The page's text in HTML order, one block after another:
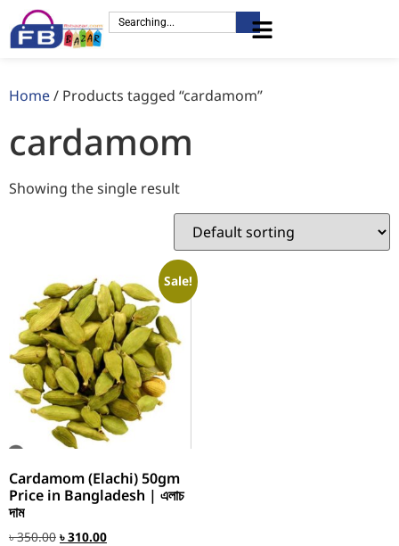
Home/ Products tagged “cardamom”
cardamom
Showing the single result
Sale!
Cardamom (Elachi) 50gm
Price in Bangladesh | এলাচ
দাম
৳350.00 ৳310.00